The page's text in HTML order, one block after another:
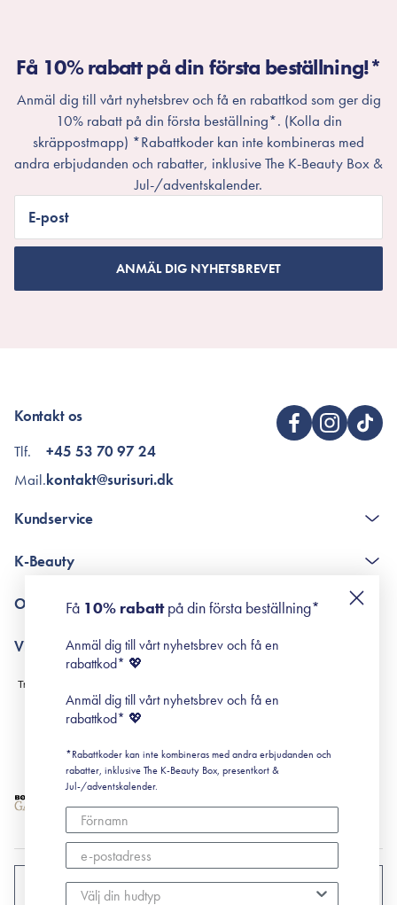
Få 10% rabatt på din första beställning!*
Anmäl dig till vårt nyhetsbrev och få en rabattkod som ger dig
10% rabatt på din första beställning*. (Kolla din
skräppostmapp) *Rabattkoder kan inte kombineras med
andra erbjudanden och rabatter, inklusive The K-Beauty Box &
Jul-/adventskalender.
E-post
ANMÄL DIG NYHETSBREVET
Kontakt os
Tlf.
Mail.
+45 53 70 97 24
kontakt@surisuri.dk
Kundservice
Poängshop - frågor och svar
K-Beauty
Retinol för nybörjare
Om Surisuri
Black Friday
Villkor
Leverans & Retur
Köpvillkor
Prenumerationsvillkor
Cookiepolicy
SVERIGE
Få 10% rabattpå din första beställning*
Anmäl dig till vårt nyhetsbrev och få en
rabattkod* 💖
Anmäl dig till vårt nyhetsbrev och få en
rabattkod* 💖
*Rabattkoder kan inte kombineras med andra erbjudanden och
rabatter, inklusive The K-Beauty Box, presentkort &
Jul-/adventskalender.